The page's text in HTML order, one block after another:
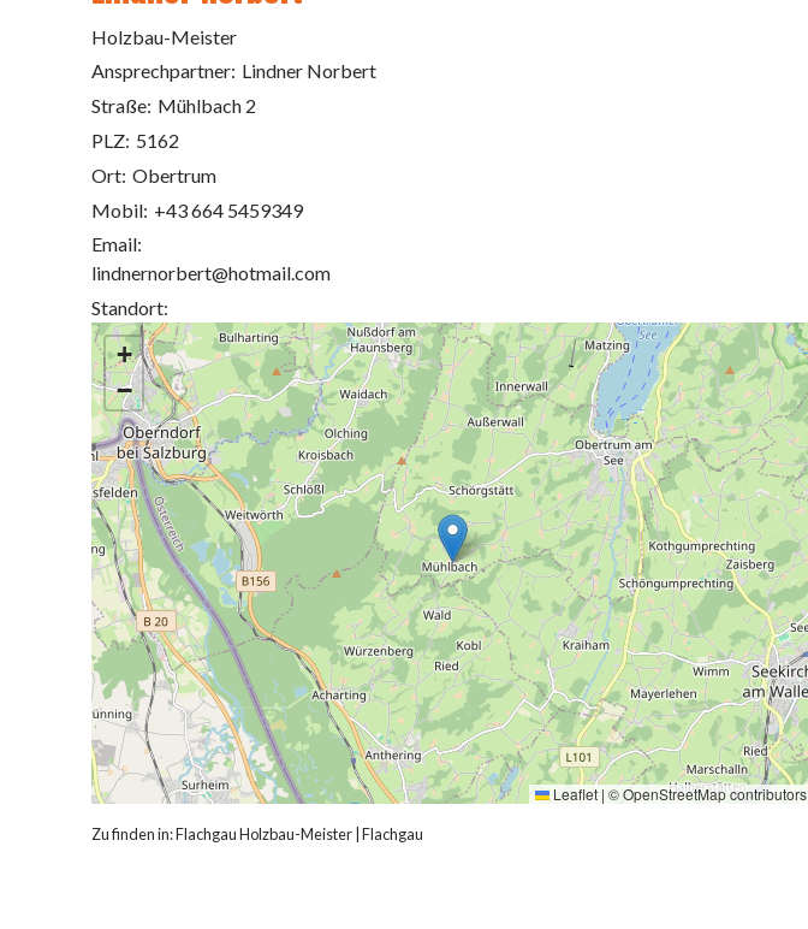
Holzbau-Meister
Ansprechpartner: Lindner Norbert
Straße: Mühlbach 2
PLZ: 5162
Ort: Obertrum
Mobil: +43 664 5459349
Email:
lindnernorbert@hotmail.com
Standort:
+
−
Leaflet | ©OpenStreetMapcontributors
Zu finden in:Flachgau Holzbau-Meister Flachgau